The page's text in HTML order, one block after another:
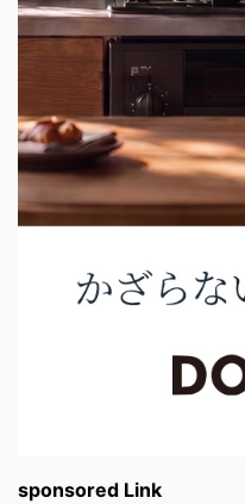
sponsored Link